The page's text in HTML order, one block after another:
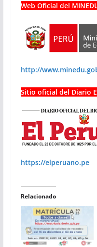
Web Oficial del
http://
Sitio oficial del Diario
https://elperuano.pe
Relacionado